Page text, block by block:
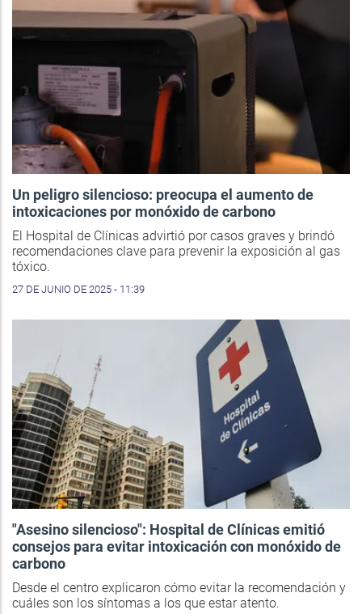
Un peligro silencioso: preocupa el aumento de
intoxicaciones por monóxido de carbono
El Hospital de Clínicas advirtió por casos graves y brindó
recomendaciones clave para prevenir la exposición al gas
tóxico.
27 DE JUNIO DE 2025 - 11:39
"Asesino silencioso": Hospital de Clínicas emitió
consejos para evitar intoxicación con monóxido de
carbono
Desde el centro explicaron cómo evitar la recomendación y
cuáles son los síntomas a los que estar atento.